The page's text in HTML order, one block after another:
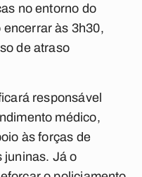
no entorno do
às 3h30,
de atraso
responsável
médico,
às forças de
juninas. Já o